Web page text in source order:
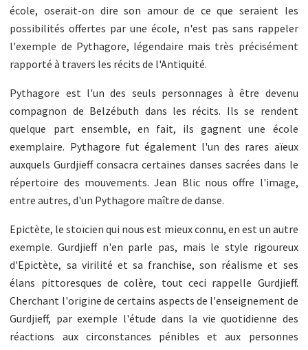
école, oserait-on dire son amour de ce que seraient les
possibilités offertes par une école, n'est pas sans rappeler
l'exemple de Pythagore, légendaire mais très précisément
rapporté à travers les récits de l'Antiquité.
Pythagore est l'un des seuls personnages à être devenu
compagnon de Belzébuth dans les récits. Ils se rendent
quelque part ensemble, en fait, ils gagnent une école
exemplaire. Pythagore fut également l'un des rares aïeux
auxquels Gurdjieff consacra certaines danses sacrées dans le
répertoire des mouvements. Jean Blic nous offre l'image,
entre autres, d'un Pythagore maître de danse.
Epictète, le stoïcien qui nous est mieux connu, en est un autre
exemple. Gurdjieff n'en parle pas, mais le style rigoureux
d'Epictète, sa virilité et sa franchise, son réalisme et ses
élans pittoresques de colère, tout ceci rappelle Gurdjieff.
Cherchant l'origine de certains aspects de l'enseignement de
Gurdjieff, par exemple l'étude dans la vie quotidienne des
réactions aux circonstances pénibles et aux personnes